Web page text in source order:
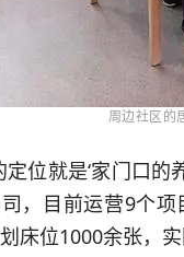
周边社区的
定位就是‘家门口
，目前运营9个
床位1000余张，